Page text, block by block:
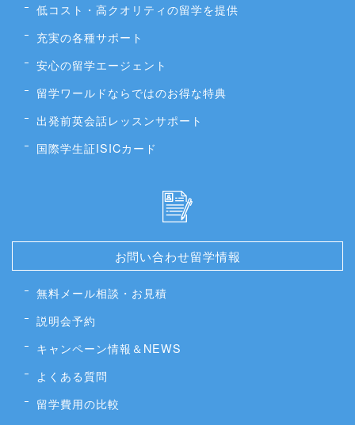
低コスト・高クオリティの留学を提供
充実の各種サポート
安心の留学エージェント
留学ワールドならではのお得な特典
出発前英会話レッスンサポート
国際学生証ISICカード
お問い合わせ留学情報
無料メール相談・お見積
説明会予約
キャンペーン情報＆NEWS
よくある質問
留学費用の比較